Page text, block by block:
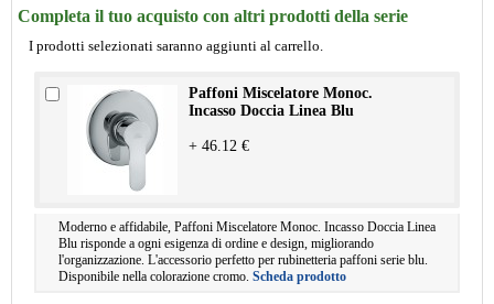
Completa il tuo acquisto con altri prodotti della serie
I prodotti selezionati saranno aggiunti al carrello.
Paffoni Miscelatore Monoc.
Incasso Doccia Linea Blu
+ 46.12 €
Moderno e affidabile, Paffoni Miscelatore Monoc. Incasso Doccia Linea
Blu risponde a ogni esigenza di ordine e design, migliorando
l'organizzazione. L'accessorio perfetto per rubinetteria paffoni serie blu.
Disponibile nella colorazione cromo. Scheda prodotto